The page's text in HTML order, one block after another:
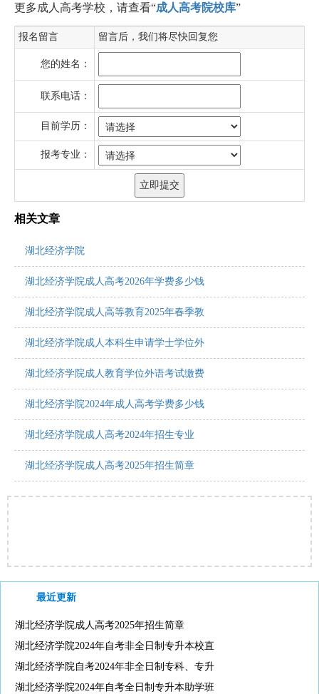
更多成人高考学校，请查看“成人高考院校库”
报名留言 留言后，我们将尽快回复您
您的姓名：
联系电话：
目前学历：
报考专业：
相关文章
湖北经济学院
湖北经济学院成人高考2026年学费多少钱
湖北经济学院成人高等教育2025年春季教
湖北经济学院成人本科生申请学士学位外
湖北经济学院成人教育学位外语考试缴费
湖北经济学院2024年成人高考学费多少钱
湖北经济学院成人高考2024年招生专业
湖北经济学院成人高考2025年招生简章
最近更新
湖北经济学院成人高考2025年招生简章
湖北经济学院2024年自考非全日制专升本校直
湖北经济学院自考2024年非全日制专科、专升
湖北经济学院2024年自考全日制专升本助学班